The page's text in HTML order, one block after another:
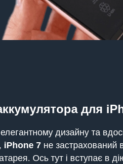
для
дизайну та
iPhone 7 не застрахований
Ось тут і вступає в